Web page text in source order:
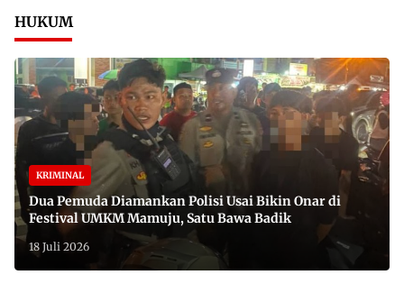
HUKUM
KRIMINAL
Dua Pemuda Diamankan Polisi Usai Bikin Onar di
Festival UMKM Mamuju, Satu Bawa Badik
18 Juli 2026